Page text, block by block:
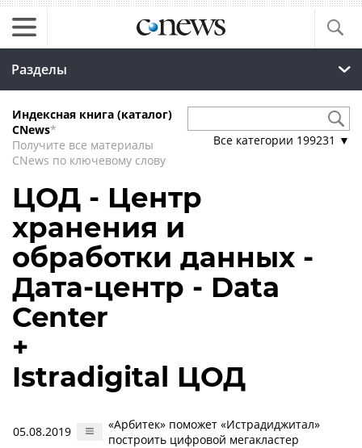
Разделы
Индексная книга (каталог)
CNews*
Получите все материалы
CNews по ключевому слову
Все категории 199231 ▼
ЦОД - Центр
хранения и
обработки данных -
Дата-центр - Data
Center
+
Istradigital ЦОД
05.08.2019
«Арбитек» поможет «Истрадиджитал»
построить цифровой мегакластер